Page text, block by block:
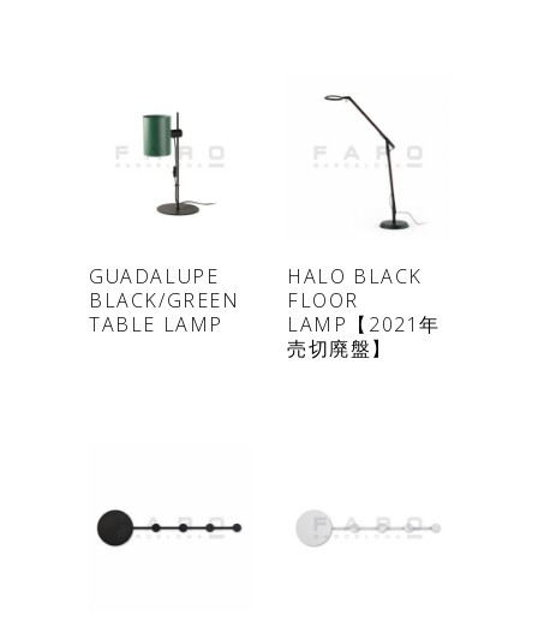
ONLINE
SHOP
GUADALUPE
BLACK/GREEN
TABLE LAMP
ONLINE
SHOP
HALO BLACK
FLOOR
LAMP【2021年
売切廃盤】